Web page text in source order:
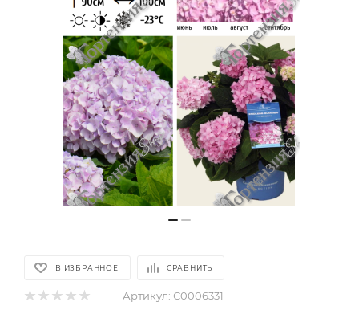
В ИЗБРАННОЕ СРАВНИТЬ
Артикул: С0006331